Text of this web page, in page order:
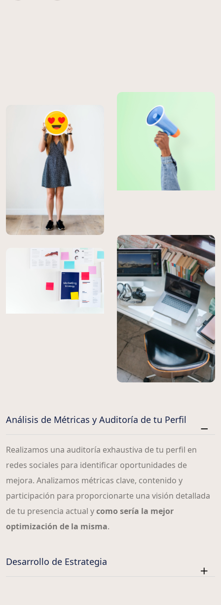
Análisis de Métricas y Auditoría de tu Perfil
Realizamos una auditoría exhaustiva de tu perfil en
redes sociales para identificar oportunidades de
mejora. Analizamos métricas clave, contenido y
participación para proporcionarte una visión detallada
de tu presencia actual ycomo sería la mejor
optimización de la misma.
Desarrollo de Estrategia